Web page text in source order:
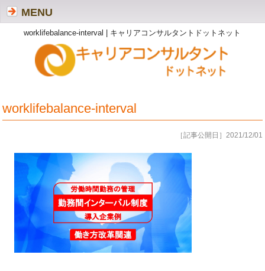
worklifebalance-interval | キャリアコンサルタントドットネット
MENU
worklifebalance-interval
［記事公開日］2021/12/01